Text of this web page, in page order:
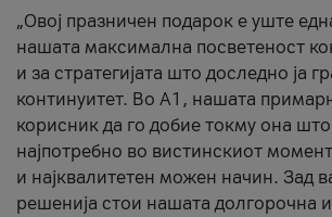
„Овој празничен подарок е уште
нашата максимална посветеност
и за стратегијата што доследно ја
континуитет. Во А1, нашата
корисник да го добие токму она
најпотребно во вистинскиот
и најквалитетен можен начин. Зад
решенија стои нашата долгорочна